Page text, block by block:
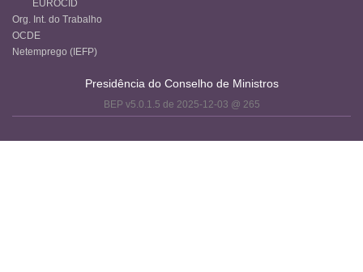
EUROCID
Org. Int. do Trabalho
OCDE
Netemprego (IEFP)
Presidência do Conselho de Ministros
BEP v5.0.1.5 de 2025-12-03 @ 265